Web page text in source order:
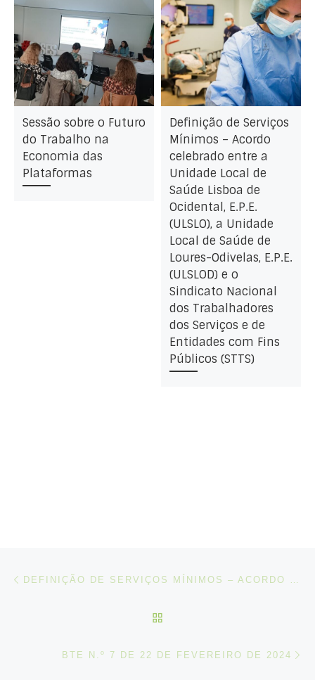
Sessão sobre o Futuro
do Trabalho na
Economia das
Plataformas
Definição de Serviços
Mínimos – Acordo
celebrado entre a
Unidade Local de
Saúde Lisboa de
Ocidental, E.P.E.
(ULSLO), a Unidade
Local de Saúde de
Loures-Odivelas, E.P.E.
(ULSLOD) e o
Sindicato Nacional
dos Trabalhadores
dos Serviços e de
Entidades com Fins
Públicos (STTS)
Post navigation
BTE N.º 7 DE 22 DE FEVEREIRO DE 2024